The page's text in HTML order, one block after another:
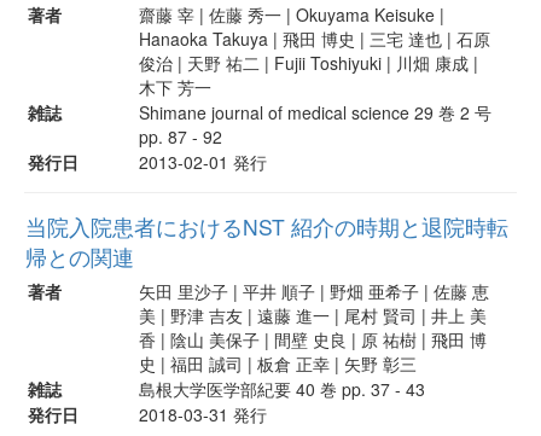
著者
齋藤 宰 | 佐藤 秀一 | Okuyama Keisuke |
Hanaoka Takuya | 飛田 博史 | 三宅 達也 | 石原
俊治 | 天野 祐二 | Fujii Toshiyuki | 川畑 康成 |
木下 芳一
雑誌
Shimane journal of medical science 29 巻 2 号
pp. 87 - 92
発行日
2013-02-01 発行
当院入院患者におけるNST 紹介の時期と退院時転
帰との関連
著者
矢田 里沙子 | 平井 順子 | 野畑 亜希子 | 佐藤 恵
美 | 野津 吉友 | 遠藤 進一 | 尾村 賢司 | 井上 美
香 | 陰山 美保子 | 間壁 史良 | 原 祐樹 | 飛田 博
史 | 福田 誠司 | 板倉 正幸 | 矢野 彰三
雑誌
島根大学医学部紀要 40 巻 pp. 37 - 43
発行日
2018-03-31 発行